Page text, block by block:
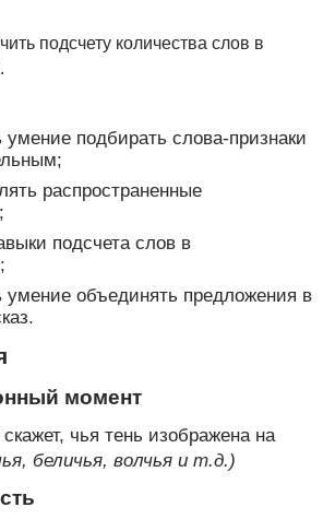
подсчету количества слов в
подбирать слова-признаки
распространенные
подсчета слов в
объединять предложения в
момент
чья тень изображена на
беличья, волчья и т.д.)